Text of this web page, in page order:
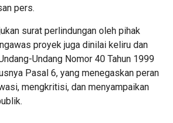
pers.
surat perlindungan oleh pihak
proyek juga dinilai keliru dan
Undang Nomor 40 Tahun 1999
Pasal 6, yang menegaskan peran
mengkritisi, dan menyampaikan